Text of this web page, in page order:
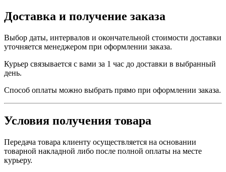
Доставка и получение заказа
Выбор даты, интервалов и окончательной стоимости доставки
уточняется менеджером при оформлении заказа.
Курьер связывается с вами за 1 час до доставки в выбранный
день.
Способ оплаты можно выбрать прямо при оформлении заказа.
Условия получения товара
Передача товара клиенту осуществляется на основании
товарной накладной либо после полной оплаты на месте
курьеру.